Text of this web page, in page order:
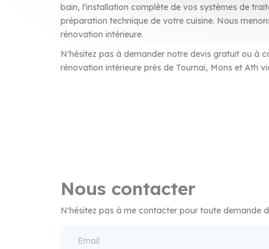
bain, l'installation complète de vos systèmes de
préparation technique de votre cuisine. Nous
rénovation intérieure.
N'hésitez pas à demander notre devis gratuit ou à
rénovation intérieure près de Tournai, Mons et Ath
Nous contacter
N'hésitez pas à me contacter pour toute demande